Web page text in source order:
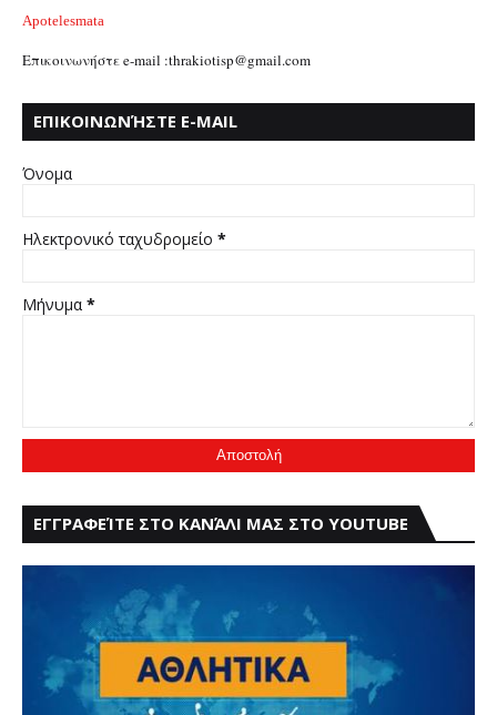
Apotelesmata
Επικοινωνήστε e-mail :thrakiotisp@gmail.com
ΕΠΙΚΟΙΝΩΝΉΣΤΕ E-MAIL
Όνομα
Ηλεκτρονικό ταχυδρομείο *
Μήνυμα *
ΕΓΓΡΑΦΕΊΤΕ ΣΤΟ ΚΑΝΆΛΙ ΜΑΣ ΣΤΟ YOUTUBE